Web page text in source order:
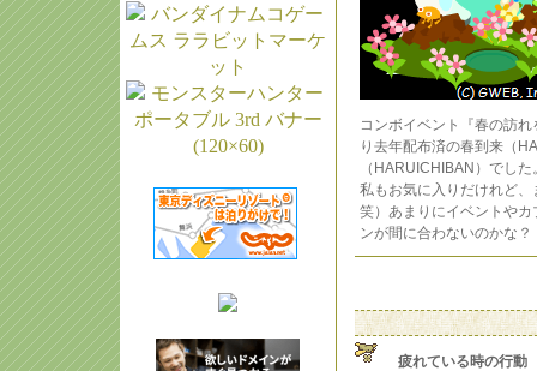
コンボイベント『春の訪
り去年配布済の春到来（
（HARUICHIBAN）でし
私もお気に入りだけれど
笑）あまりにイベントや
ンが間に合わないのかな？
疲れている時の行動